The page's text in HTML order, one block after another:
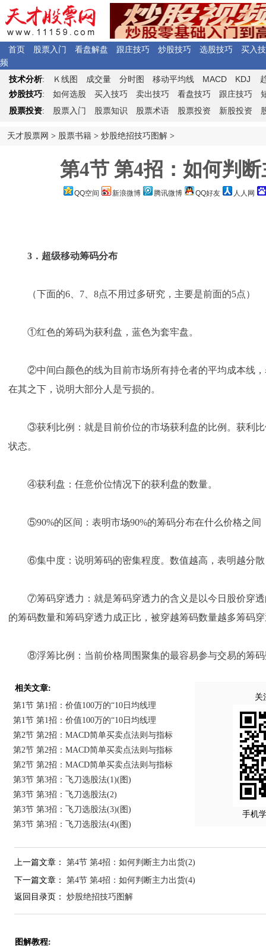
首页 股票入门 看盘解盘 跟庄技巧 炒股技巧 选股技巧
买入
频
技术分析: Ｋ 线图 成交量 分时图 移动平均线 MACD KDJ
炒股技巧: 如何选股 买入技巧 卖出技巧 看盘技巧 跟庄技巧
股票投资: 股票入门 股票知识 股票术语 股票投资 新股投资
天才股票网 > 股票书籍 > 炒股绝招技巧图解 >
第4节 第4招：如何判
QQ空间 新浪微博 腾讯微博 QQ好友 人人网
3．超级移动筹码分布
（下面的6、7、8点不用过多研究，主要是前面的5点）
①红色的筹码为获利盘，蓝色为套牢盘。
②中间白颜色的线为目前市场所有持仓者的平均成本线，
在其之下，说明大部分人是亏损的。
③获利比例：就是目前价位的市场获利盘的比例。获利比
状态。
④获利盘：任意价位情况下的获利盘的数量。
⑤90%的区间：表明市场90%的筹码分布在什么价格之间
⑥集中度：说明筹码的密集程度。数值越高，表明越分散
⑦筹码穿透力：就是筹码穿透力的含义是以今日股价穿透
的筹码数量和筹码穿透力成正比，被穿越筹码数量越多筹码
⑧浮筹比例：当前价格周围聚集的最容易参与交易的筹码
相关文章:
第1节 第1招：价值100万的“10日均线理
第1节 第1招：价值100万的“10日均线理
第2节 第2招：MACD简单买卖点法则与指标
第2节 第2招：MACD简单买卖点法则与指标
第2节 第2招：MACD简单买卖点法则与指标
第3节 第3招：飞刀选股法(1)(图)
第3节 第3招：飞刀选股法(2)
第3节 第3招：飞刀选股法(3)(图)
第3节 第3招：飞刀选股法(4)(图)
关
手机
上一篇文章： 第4节 第4招：如何判断主力出货(2)
下一篇文章： 第4节 第4招：如何判断主力出货(4)
返回目录页： 炒股绝招技巧图解
图解教程: